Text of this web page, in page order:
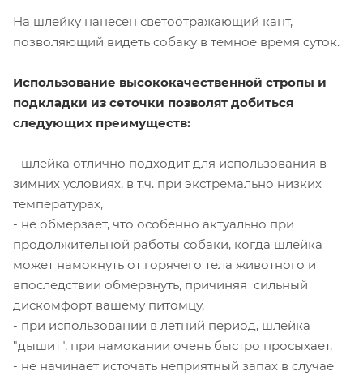
На шлейку нанесен светоотражающий кант,
позволяющий видеть собаку в темное время суток.
Использование высококачественной стропы и
подкладки из сеточки позволят добиться
следующих преимуществ:
- шлейка отлично подходит для использования в
зимних условиях, в т.ч. при экстремально низких
температурах,
- не обмерзает, что особенно актуально при
продолжительной работы собаки, когда шлейка
может намокнуть от горячего тела животного и
впоследствии обмерзнуть, причиняя сильный
дискомфорт вашему питомцу,
- при использовании в летний период, шлейка
"дышит", при намокании очень быстро просыхает,
- не начинает источать неприятный запах в случае